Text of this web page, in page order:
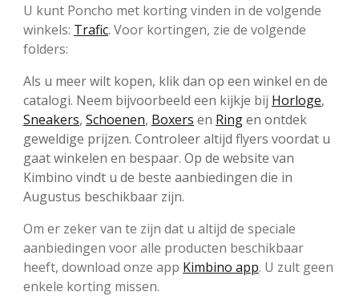
U kunt Poncho met korting vinden in de volgende
winkels: Trafic. Voor kortingen, zie de volgende
folders:
Als u meer wilt kopen, klik dan op een winkel en de
catalogi. Neem bijvoorbeeld een kijkje bij Horloge,
Sneakers, Schoenen, Boxers en Ringen ontdek
geweldige prijzen. Controleer altijd flyers voordat u
gaat winkelen en bespaar. Op de website van
Kimbino vindt u de beste aanbiedingen die in
Augustus beschikbaar zijn.
Om er zeker van te zijn dat u altijd de speciale
aanbiedingen voor alle producten beschikbaar
heeft, download onze app Kimbino app. U zult geen
enkele korting missen.